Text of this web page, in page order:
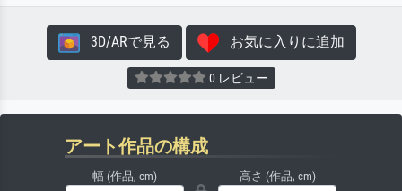
3D/ARで見る お気に入りに追加
0 レビュー
アート作品の構成
幅 (作品, cm) 高さ (作品, cm)